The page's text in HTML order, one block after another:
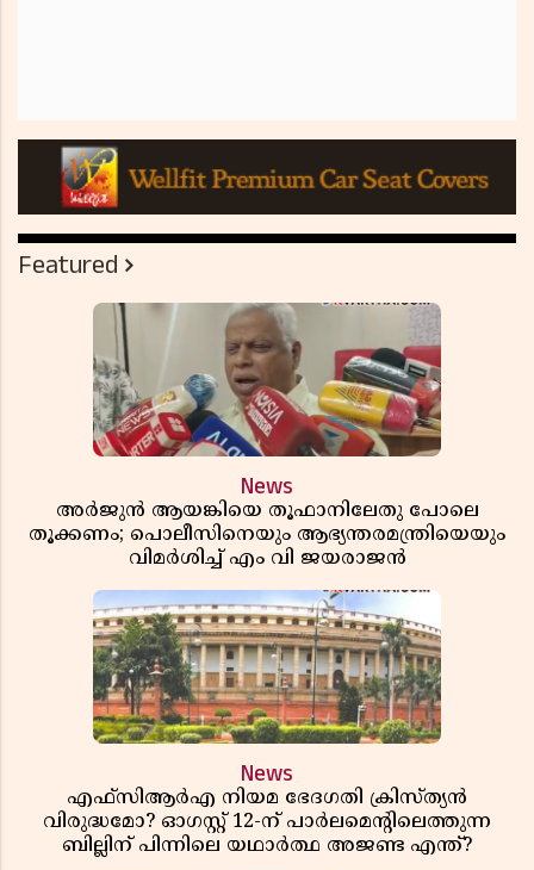
Featured
News
അർജുൻ ആയങ്കിയെ തൂഫാനിലേതു പോലെ
തൂക്കണം; പൊലീസിനെയും ആഭ്യന്തരമന്ത്രിയെയും
വിമർശിച്ച് എം വി ജയരാജൻ
News
എഫ്സിആർഎ നിയമ ഭേദഗതി ക്രിസ്ത്യൻ
വിരുദ്ധമോ? ഓഗസ്റ്റ് 12-ന് പാർലമെന്റിലെത്തുന്ന
ബില്ലിന് പിന്നിലെ യഥാർത്ഥ അജണ്ട എന്ത്?